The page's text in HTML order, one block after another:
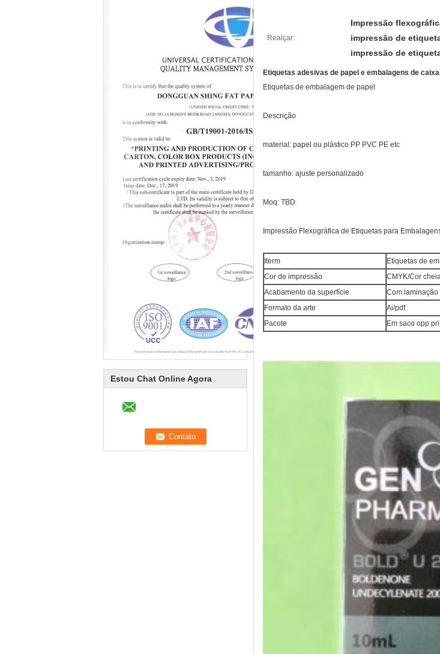
Estou Chat Online Agora
Realçar:
Impressão
impressão de
impressão de
Etiquetas adesivas de papel e embalagens de
Etiquetas de embalagem de papel
Descrição
material: papel ou plástico PP PVC PE etc
tamanho: ajuste personalizado
Moq: TBD
Impressão Flexográfica de Etiquetas para
Iterm
Etiquetas de
Cor de impressão
CMYK/Cor
Acabamento da superfície
Com
Formato da arte
Ai/pdf
Pacote
Em saco opp